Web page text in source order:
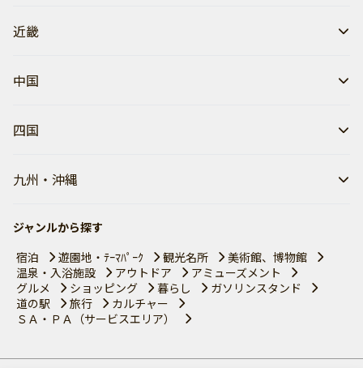
近畿
中国
四国
九州・沖縄
ジャンルから探す
宿泊
遊園地・ﾃｰﾏﾊﾟｰｸ 観光名所
美術館、博物館
温泉・入浴施設
アウトドア
アミューズメント
グルメ
ショッピング 暮らし
ガソリンスタンド
道の駅
旅行
カルチャー
ＳＡ・ＰＡ（サービスエリア）